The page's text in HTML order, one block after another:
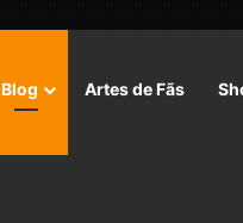
Blog Artes de Fãs